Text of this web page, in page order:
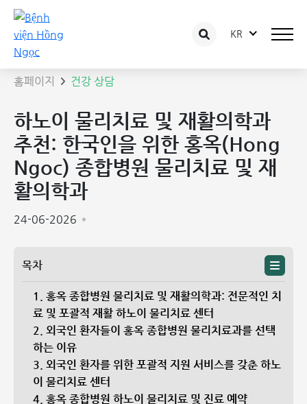
KR
상담 글 상세보기
홈페이지 건강 상담
하노이 물리치료 및 재활의학과
추천: 한국인을 위한 홍옥(Hong
Ngoc) 종합병원 물리치료 및 재
활의학과
24-06-2026
목차
1. 홍옥 종합병원 물리치료 및 재활의학과: 전문적인 치
료 및 포괄적 재활 하노이 물리치료 센터
2. 외국인 환자들이 홍옥 종합병원 물리치료과를 선택
하는 이유
3. 외국인 환자를 위한 포괄적 지원 서비스를 갖춘 하노
이 물리치료 센터
4. 홍옥 종합병원 하노이 물리치료 및 진료 예약